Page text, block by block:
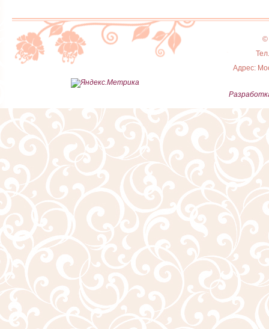
©
Адрес: